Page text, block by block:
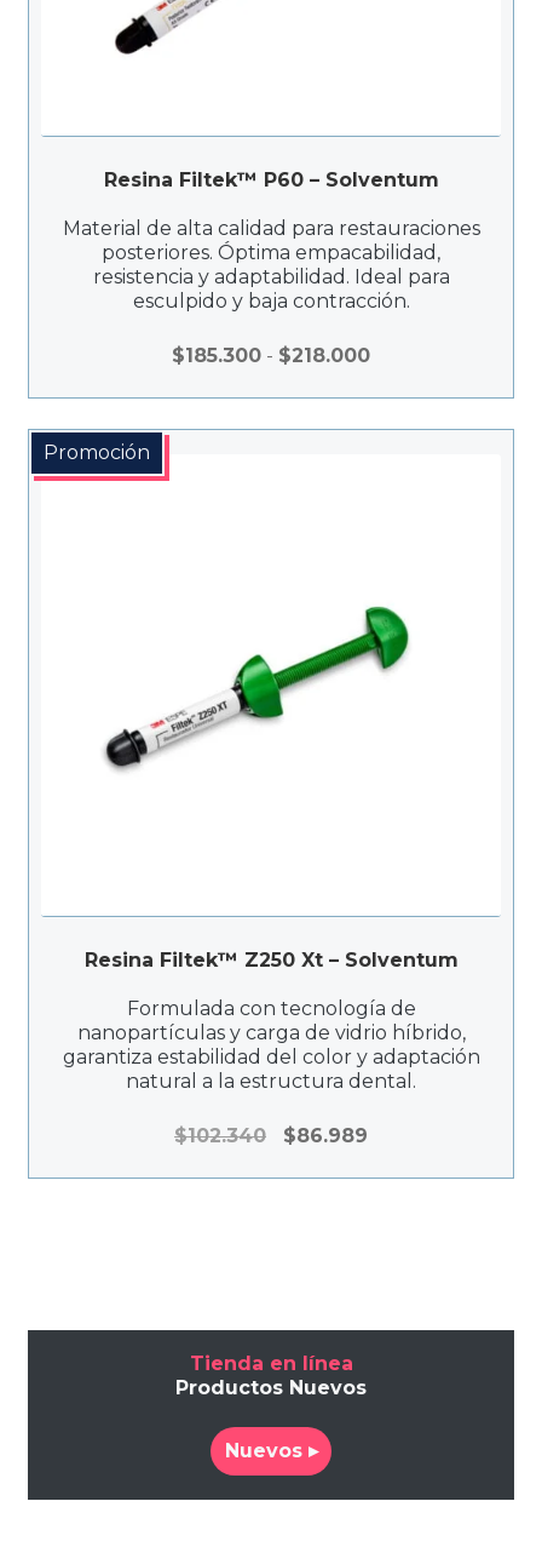
Resina Filtek™ P60 – Solventum
Material de alta calidad para restauraciones
posteriores. Óptima empacabilidad,
resistencia y adaptabilidad. Ideal para
esculpido y baja contracción.
$185.300 - $218.000Rango
Promoción
Resina Filtek™ Z250 Xt – Solventum
Formulada con tecnología de
nanopartículas y carga de vidrio híbrido,
garantiza estabilidad del color y adaptación
natural a la estructura dental.
$102.340
El$86.989El
Tienda en línea
Productos Nuevos
Nuevos ▸